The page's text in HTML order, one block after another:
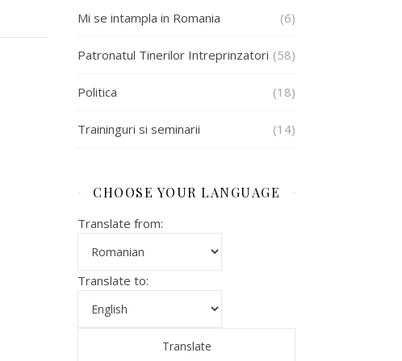
Mi se intampla in Romania (6)
Patronatul Tinerilor Intreprinzatori (58)
Politica (18)
Traininguri si seminarii (14)
CHOOSE YOUR LANGUAGE
Translate from:
Translate to: